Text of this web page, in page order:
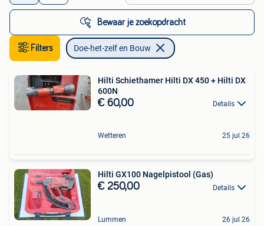
Bewaar je zoekopdracht
Filters Doe-het-zelf en Bouw
Hilti Schiethamer Hilti DX 450 + Hilti DX
600N
€ 60,00 Details
Wetteren 25 jul 26
Hilti GX100 Nagelpistool (Gas)
€ 250,00 Details
Lummen 26 jul 26